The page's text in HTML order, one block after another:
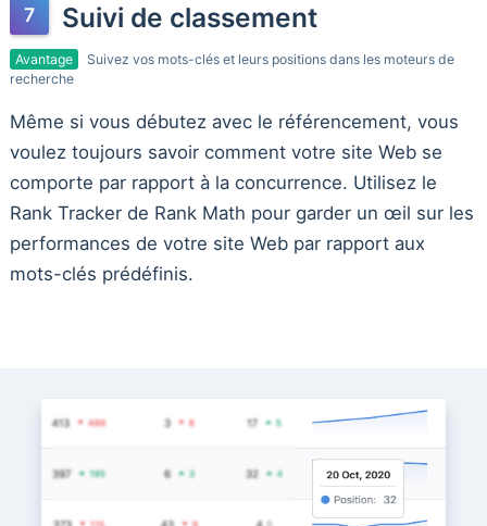
Suivi de classement
Avantage
Suivez vos mots-clés et leurs positions dans les moteurs de
recherche
Même si vous débutez avec le référencement, vous
voulez toujours savoir comment votre site Web se
comporte par rapport à la concurrence. Utilisez le
Rank Tracker de Rank Math pour garder un œil sur les
performances de votre site Web par rapport aux
mots-clés prédéfinis.